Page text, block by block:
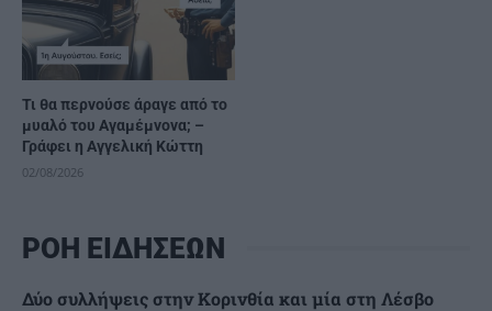
Τι θα περνούσε άραγε από το
μυαλό του Αγαμέμνονα; –
Γράφει η Αγγελική Κώττη
02/08/2026
ΡΟΗ ΕΙΔΗΣΕΩΝ
Δύο συλλήψεις στην Κορινθία και μία στη Λέσβο